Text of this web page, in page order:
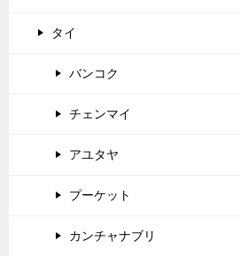
タイ
バンコク
チェンマイ
アユタヤ
プーケット
カンチャナブリ